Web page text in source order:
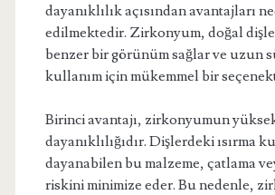
dayanıklılık açısından avantajları
edilmektedir. Zirkonyum, doğal
benzer bir görünüm sağlar ve uzun
kullanım için mükemmel bir
Birinci avantajı, zirkonyumun
dayanıklılığıdır. Dişlerdeki ısırma
dayanabilen bu malzeme, çatlama
riskini minimize eder. Bu nedenle,